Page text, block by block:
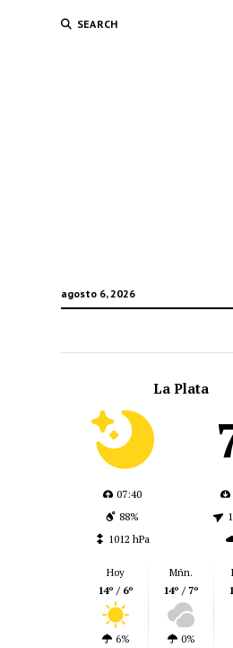
SEARCH
agosto 6, 2026
La Plata
07:40
88%
1012 hPa
Hoy
14º / 6º
6%
Mñn.
14º / 7º
0%